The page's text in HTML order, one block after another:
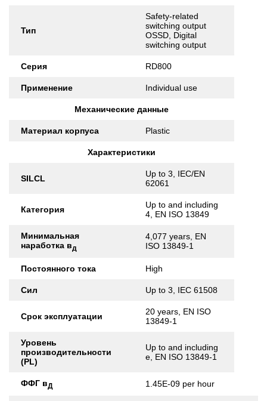
Тип
Safety-related
switching output
OSSD, Digital
switching output
Серия RD800
Применение Individual use
Механические данные
Материал корпуса Plastic
Характеристики
SILCL
Up to 3, IEC/EN
62061
Категория
Up to and including
4, EN ISO 13849
Минимальная
наработка вд
4,077 years, EN
ISO 13849-1
Постоянного тока High
Сил Up to 3, IEC 61508
Срок эксплуатации
20 years, EN ISO
13849-1
Уровень
производительности
(PL)
Up to and including
e, EN ISO 13849-1
ФФГ вД 1.45E-09 per hour